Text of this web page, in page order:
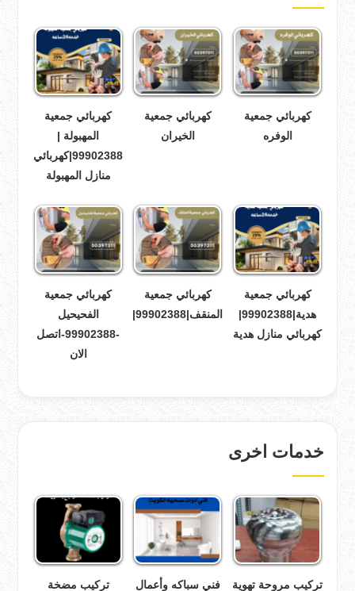
كهربائي جمعية
الوفره
كهربائي جمعية
الخيران
كهربائي جمعية
المهبولة |
99902388|كهربائي
منازل المهبولة
كهربائي جمعية
هدية|99902388|
كهربائي منازل هدية
كهربائي جمعية
المنقف|99902388|
كهربائي جمعية
الفحيحيل
-99902388-اتصل
الان
خدمات اخرى
تركيب مروحة تهوية
فني سباكه وأعمال
تركيب مضخة